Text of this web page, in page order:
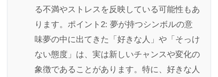
る不満やストレスを反映している可能性もあ
ります。ポイント2: 夢が持つシンボルの意
味夢の中に出てきた「好きな人」や「そっけ
ない態度」は、実は新しいチャンスや変化の
象徴であることがあります。特に、好きな人